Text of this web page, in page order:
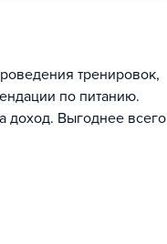
тренировок,
по питанию.
доход. Выгоднее всего